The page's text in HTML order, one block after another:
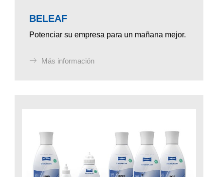
BELEAF
Potenciar su empresa para un mañana mejor.
Más información